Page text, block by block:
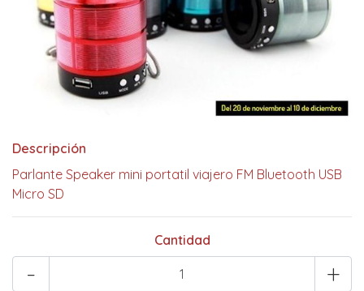
Descripción
Parlante Speaker mini portatil viajero FM Bluetooth USB
Micro SD
Cantidad
+
-